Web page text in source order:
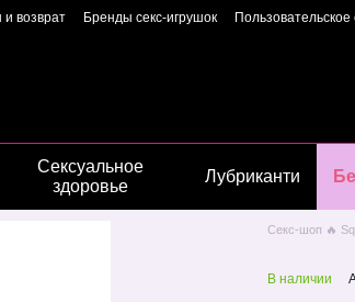
возврат Бренды секс-игрушок
Сексуальное
здоровье
Лубриканти
Секс-шоп 🔥
В наличии